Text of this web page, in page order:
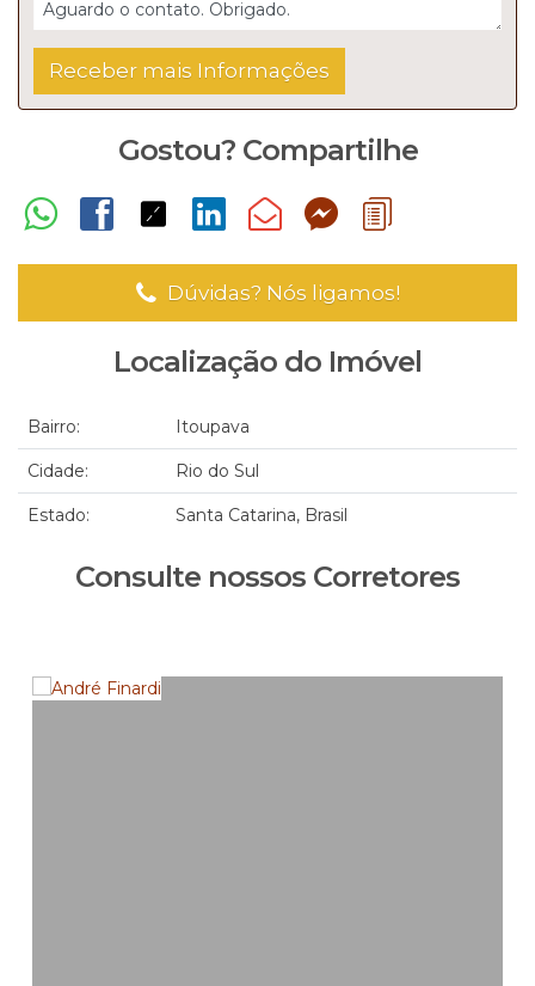
Gostou? Compartilhe
Dúvidas? Nós ligamos!
Localização do Imóvel
Bairro: Itoupava
Cidade: Rio do Sul
Estado: Santa Catarina, Brasil
Consulte nossos Corretores